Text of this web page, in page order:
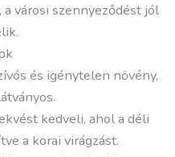
városi szennyeződést jól
és igénytelen növény,
kedveli, ahol a déli
a korai virágzást.